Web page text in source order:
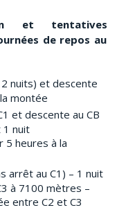
et tentatives
de repos au
nuits) et descente
montée
et descente au CB
1 nuit
5 heures à la
arrêt au C1) – 1 nuit
à 7100 mètres –
entre C2 et C3